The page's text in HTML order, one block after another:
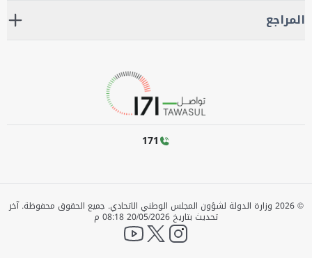
المراجع
171
©
2026 وزارة الدولة لشؤون المجلس الوطني الاتحادي. جميع الحقوق محفوظة.آخر
تحديث بتاريخ 20/05/2026 08:18 م
instagram
twitter
YouTube